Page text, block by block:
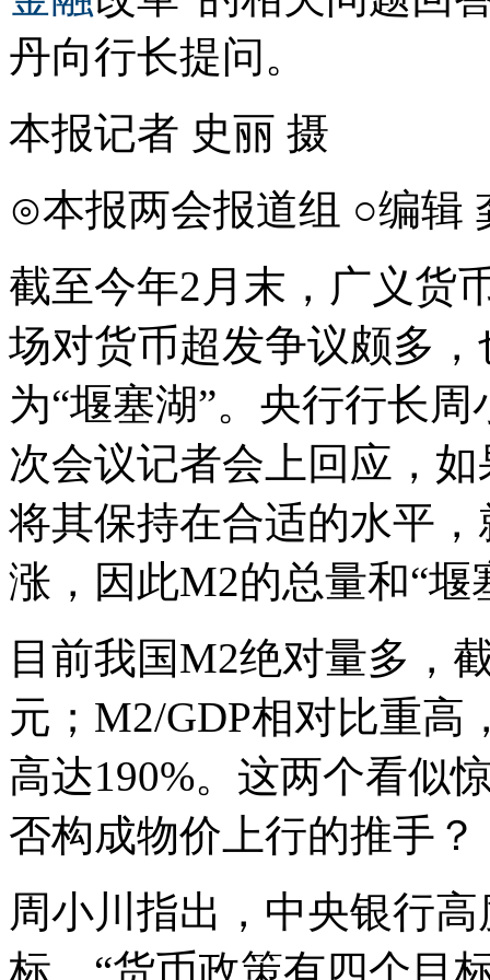
丹向行长提问。
本报记者 史丽 摄
⊙本报两会报道组 ○编辑
截至今年2月末，广义货
场对货币超发争议颇多
为“堰塞湖”。央行行长
次会议记者会上回应，
将其保持在合适的水平
涨，因此M2的总量和“堰
目前我国M2绝对量多，
元；M2/GDP相对比重高
高达190%。这两个看似
否构成物价上行的推手？
周小川指出，中央银行